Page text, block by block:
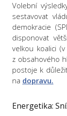
Volební
sestavovat
demokracie
disponovat
velkou koalici
z obsahového
postoje k
na dopravu.
Energetika: